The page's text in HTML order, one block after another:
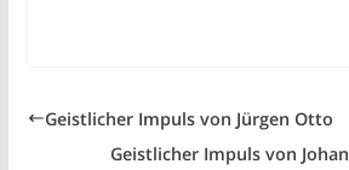
Geistlicher Impuls von Jürgen Otto
Geistlicher Impuls von